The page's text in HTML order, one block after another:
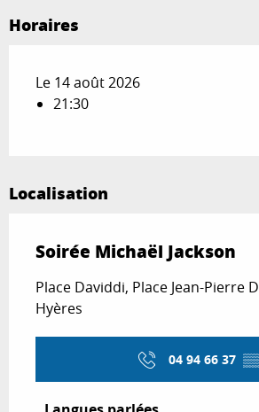
Horaires
Le 14 août 2026
21:30
Localisation
Soirée Michaël Jackson
Place Daviddi, Place Jean-Pierre
Hyères
04 94 66 37